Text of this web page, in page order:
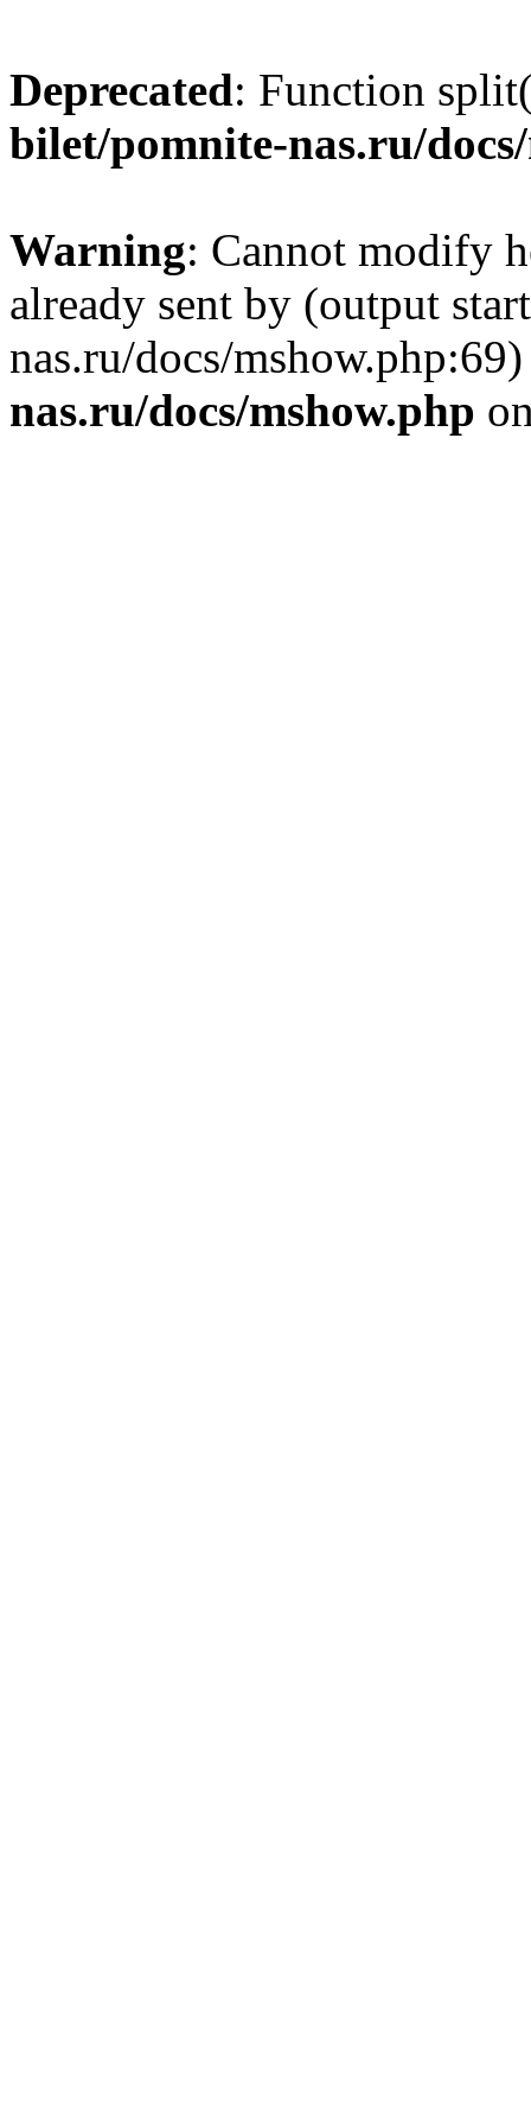
Deprecated: Function
bilet/pomnite-nas.ru/
Warning: Cannot modify
already sent by (output
nas.ru/docs/
nas.ru/docs/mshow.php